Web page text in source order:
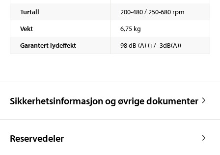
Turtall
200-480 / 250-680 rpm
Vekt
6,75 kg
Garantert lydeffekt
98 dB (A) (+/- 3dB(A))
Sikkerhetsinformasjon og øvrige dokumenter
Reservedeler